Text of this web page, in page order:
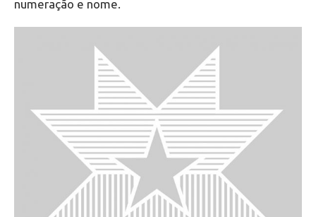
numeração e nome.